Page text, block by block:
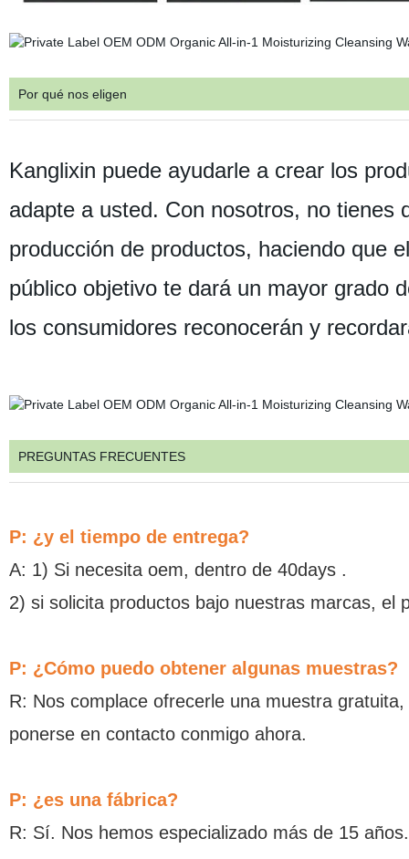
Por qué nos eligen
Kanglixin puede ayudarle a crear los
adapte a usted. Con nosotros, no tienes
producción de productos, haciendo que
público objetivo te dará un mayor grado
los consumidores reconocerán y
PREGUNTAS FRECUENTES
P: ¿y el tiempo de entrega?
A: 1) Si necesita oem, dentro de 40days .
2) si solicita productos bajo nuestras marcas,
P: ¿Cómo puedo obtener algunas muestras?
R: Nos complace ofrecerle una muestra
ponerse en contacto conmigo ahora.
P: ¿es una fábrica?
R: Sí. Nos hemos especializado más de 15 años.